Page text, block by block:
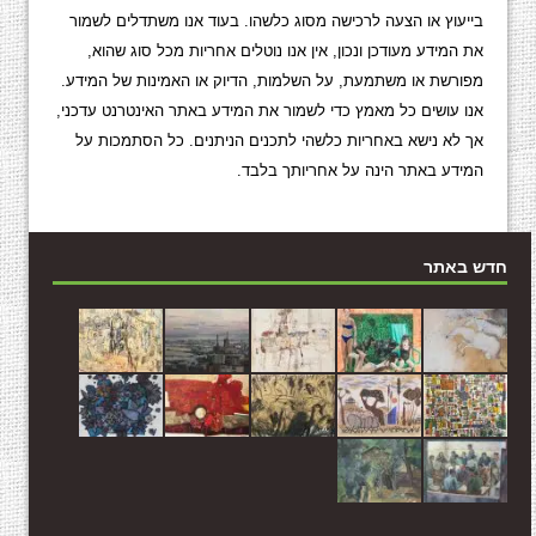
בייעוץ או הצעה לרכישה מסוג כלשהו. בעוד אנו משתדלים לשמור
את המידע מעודכן ונכון, אין אנו נוטלים אחריות מכל סוג שהוא,
מפורשת או משתמעת, על השלמות, הדיוק או האמינות של המידע.
אנו עושים כל מאמץ כדי לשמור את המידע באתר האינטרנט עדכני,
אך לא נישא באחריות כלשהי לתכנים הניתנים. כל הסתמכות על
המידע באתר הינה על אחריותך בלבד.
חדש באתר